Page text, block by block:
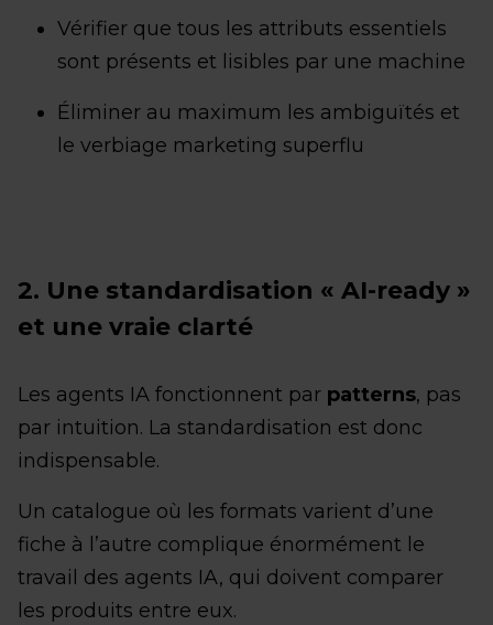
Vérifier que tous les attributs essentiels
sont présents et lisibles par une machine
Éliminer au maximum les ambiguïtés et
le verbiage marketing superflu
2. Une standardisation « AI-ready »
et une vraie clarté
Les agents IA fonctionnent par patterns, pas
par intuition. La standardisation est donc
indispensable.
Un catalogue où les formats varient d’une
fiche à l’autre complique énormément le
travail des agents IA, qui doivent comparer
les produits entre eux.